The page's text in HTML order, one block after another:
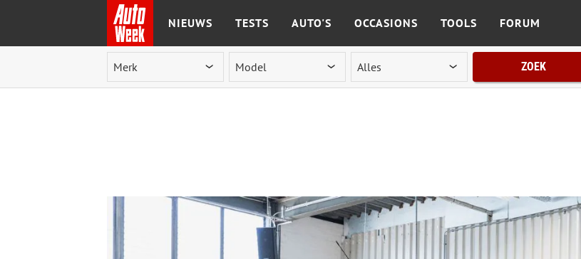
Ga naar de inhoud
NIEUWS TESTS AUTO'S OCCASIONS TOOLS FORUM
ZOEK